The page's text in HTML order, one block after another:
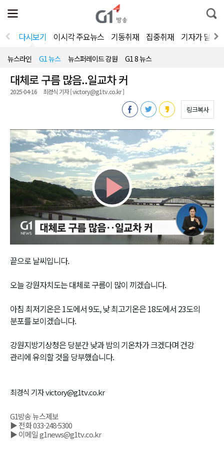
전
체
뉴
열
통
합
색
다시보기 이시각 주요뉴스 기동취재 집중취재 기자가 달려
뉴스라인 G1 뉴스 뉴스퍼레이드 강원 G1 8 뉴스
대체로 구름 많음..일교차 커
2025-04-16 최경식 기자 [ victory@g1tv.co.kr ]
링크복사
Play
Video
끝으로 날씨입니다.
오늘 강원자치도는 대체로 구름이 많이 끼겠습니다.
아침 최저기온은 1도에서 9도, 낮 최고기온은 18도에서 23도의
분포를 보이겠습니다.
강원지방기상청은 당분간 낮과 밤의 기온차가 크겠다며 건강
관리에 유의할 것을 당부했습니다.
최경식 기자 victory@g1tv.co.kr
G1방송 뉴스제보
▶ 전화 033-248-5300
▶ 이메일 g1news@g1tv.co.kr